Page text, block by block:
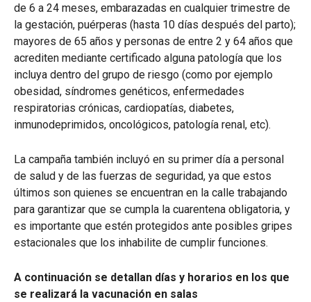
de 6 a 24 meses, embarazadas en cualquier trimestre de
la gestación, puérperas (hasta 10 días después del parto);
mayores de 65 años y personas de entre 2 y 64 años que
acrediten mediante certificado alguna patología que los
incluya dentro del grupo de riesgo (como por ejemplo
obesidad, síndromes genéticos, enfermedades
respiratorias crónicas, cardiopatías, diabetes,
inmunodeprimidos, oncológicos, patología renal, etc).
La campaña también incluyó en su primer día a personal
de salud y de las fuerzas de seguridad, ya que estos
últimos son quienes se encuentran en la calle trabajando
para garantizar que se cumpla la cuarentena obligatoria, y
es importante que estén protegidos ante posibles gripes
estacionales que los inhabilite de cumplir funciones.
A continuación se detallan días y horarios en los que
se realizará la vacunación en salas